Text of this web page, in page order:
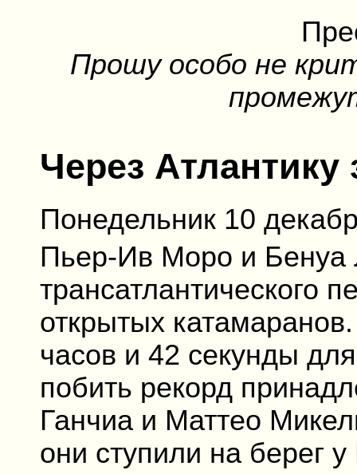
Прошу особо не
Через Атлантику
Понедельник 10
Пьер-Ив Моро и Бенуа
трансатлантического
открытых
часов и 42 секунды
побить рекорд
Ганчиа и Маттео
они ступили на берег